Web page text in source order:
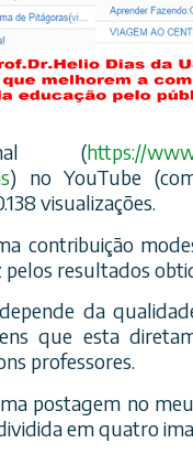
(https://
) no YouTube
visualizações.
contribuição
pelos resultados
da
que esta
professores.
postagem no
em quatro